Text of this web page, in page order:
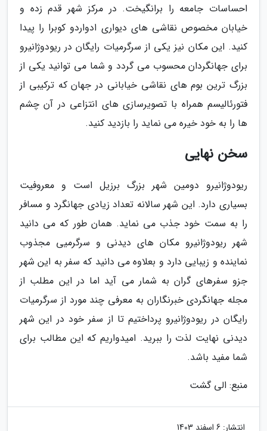
احساسات جامعه را برانگیخت. در مرکز شهر قدم زده و
خیابان مخصوص نقاشی های دیواری ادواردو کوبرا را پیدا
کنید. این مکان نیز یکی از سرگرمیات رایگان در ریودوژانیرو
برای جهانگردان محسوب می گردد و شما می توانید یکی از
بزرگ ترین بوم های نقاشی خیابانی در جهان که ترکیبی از
فتورئالیسم همراه با تصویرسازی های انتزاعی در آن چشم
ها را به خود خیره می نماید را بازدید کنید.
سخن نهایی
ریودوژانیرو دومین شهر بزرگ برزیل است و معروفیت
بسیاری دارد. این شهر سالانه تعداد زیادی جهانگرد و مسافر
را به سمت خود جذب می نماید. همان طور که می دانید
شهر ریودوژانیرو مکان های دیدنی و سرگرمیی مجذوب
نماینده و زیبایی دارد و بعلاوه می دانید که سفر به این شهر
جزو سفرهای گران به شمار می آید اما در این مطلب از
مجله جهانگردی خبرنگاران به معرفی چند مورد از سرگرمیات
رایگان در ریودوژانیرو پرداختیم تا از سفر خود در این شهر
دیدنی نهایت لذت را ببرید. امیدواریم که این مطالب برای
شما مفید باشد.
منبع: الی گشت
انتشار: 6 اسفند 1403